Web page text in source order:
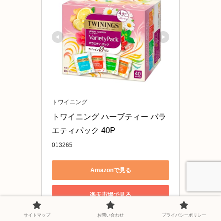
トワイニング
トワイニング ハーブティー バラ
エティパック 40P
013265
Amazonで見る
楽天市場で見る
Yahoo!ショッピングで見る
サイトマップ お問い合わせ プライバシーポリシー